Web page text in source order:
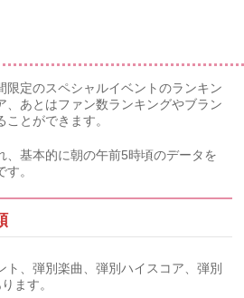
限定のスペシャルイベントのランキン
、あとはファン数ランキングやブラン
ことができます。
、基本的に朝の午前5時頃のデータを
。
ト、弾別楽曲、弾別ハイスコア、弾別
ます。